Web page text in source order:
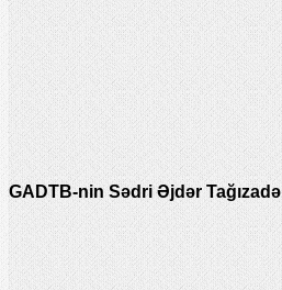
GADTB-nin Sədri Əjdər Tağızadə